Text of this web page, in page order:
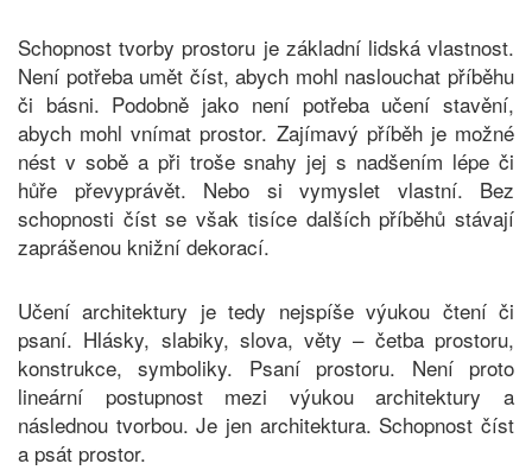
Schopnost tvorby prostoru je základní lidská vlastnost.
Není potřeba umět číst, abych mohl naslouchat příběhu
či básni. Podobně jako není potřeba učení stavění,
abych mohl vnímat prostor. Zajímavý příběh je možné
nést v sobě a při troše snahy jej s nadšením lépe či
hůře převyprávět. Nebo si vymyslet vlastní. Bez
schopnosti číst se však tisíce dalších příběhů stávají
zaprášenou knižní dekorací.
Učení architektury je tedy nejspíše výukou čtení či
psaní. Hlásky, slabiky, slova, věty – četba prostoru,
konstrukce, symboliky. Psaní prostoru. Není proto
lineární postupnost mezi výukou architektury a
následnou tvorbou. Je jen architektura. Schopnost číst
a psát prostor.